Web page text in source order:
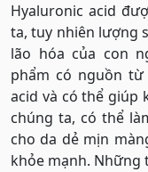
Hyaluronic acid
ta, tuy nhiên lượng
lão hóa của con
phẩm có nguồn
acid và có thể giúp
chúng ta, có thể
cho da dẻ mịn
khỏe mạnh. Những